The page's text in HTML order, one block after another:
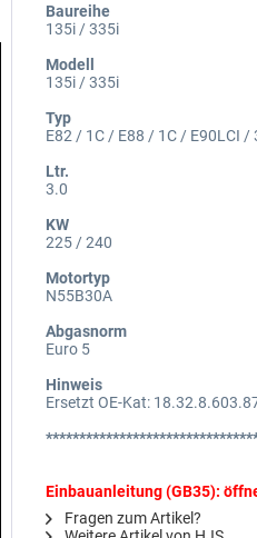
Baureihe
135i / 335i
Modell
135i / 335i
Typ
E82 / 1C / E88 / 1C / E90LCI
Ltr.
3.0
KW
225 / 240
Motortyp
N55B30A
Abgasnorm
Euro 5
Hinweis
Ersetzt OE-Kat:
Einbauanleitung (GB35):
Fragen zum Artikel?